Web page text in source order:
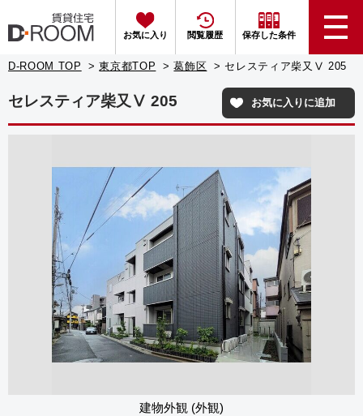
お気に入り 閲覧履歴 保存した条件
D-ROOM TOP 東京都TOP 葛飾区 セレスティア柴又Ⅴ 205
セレスティア柴又Ⅴ 205 お気に入りに追加
建物外観 (外観)